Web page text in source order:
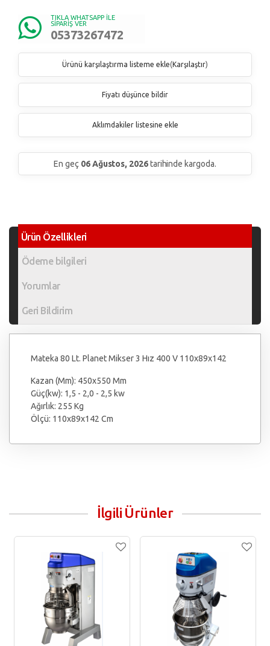
TIKLA WHATSAPP İLE
SİPARİŞ VER
05373267472
Ürünü karşılaştırma listeme ekle(Karşılaştır)
Fiyatı düşünce bildir
Aklımdakiler listesine ekle
En geç 06 Ağustos, 2026tarihinde kargoda.
Ürün Özellikleri
Ödeme bilgileri
Yorumlar
Geri Bildirim
Mateka 80 Lt. Planet Mikser 3 Hız 400 V 110x89x142
Kazan (Mm): 450x550 Mm
Güç(kw): 1,5 - 2,0 - 2,5 kw
Ağırlık: 255 Kg
Ölçü: 110x89x142 Cm
İlgili Ürünler